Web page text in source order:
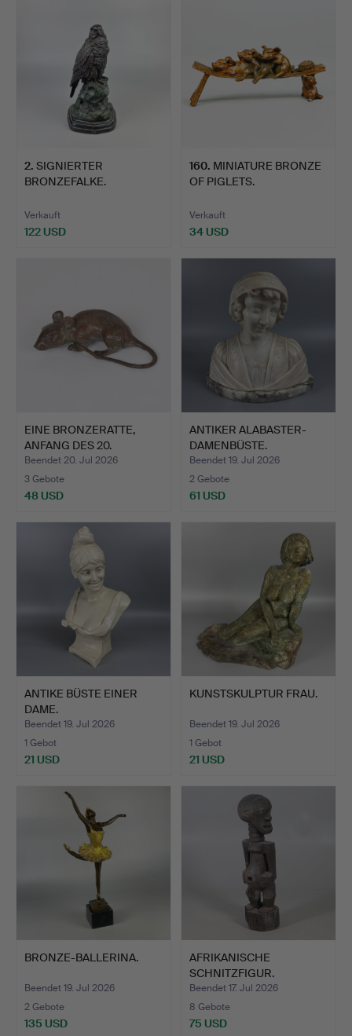
2. SIGNIERTER
BRONZEFALKE.
Verkauft
122 USD
160. MINIATURE BRONZE
OF PIGLETS.
Verkauft
34 USD
EINE BRONZERATTE,
ANFANG DES 20.
JAHRHUNDE…
Beendet 20. Jul 2026
3 Gebote
48 USD
ANTIKER ALABASTER-
DAMENBÜSTE.
Beendet 19. Jul 2026
2 Gebote
61 USD
ANTIKE BÜSTE EINER
DAME.
Beendet 19. Jul 2026
1 Gebot
21 USD
KUNSTSKULPTUR FRAU.
Beendet 19. Jul 2026
1 Gebot
21 USD
BRONZE-BALLERINA.
Beendet 19. Jul 2026
2 Gebote
135 USD
AFRIKANISCHE
SCHNITZFIGUR.
Beendet 17. Jul 2026
8 Gebote
75 USD